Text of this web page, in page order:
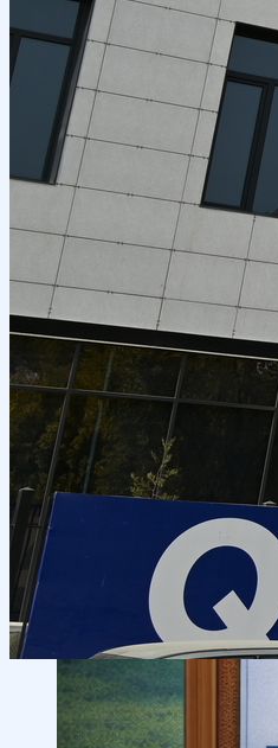
Ta’lim yoʻnalishlari haqida
Bakalavr
haqida Xorijiy stajirovkalar